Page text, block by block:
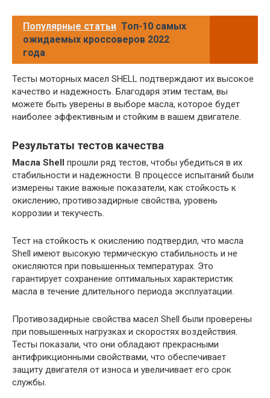
Популярные статьи Топ-10 самых
ожидаемых кроссоверов 2022
года
Тесты моторных масел SHELL подтверждают их высокое
качество и надежность. Благодаря этим тестам, вы
можете быть уверены в выборе масла, которое будет
наиболее эффективным и стойким в вашем двигателе.
Результаты тестов качества
Масла Shell прошли ряд тестов, чтобы убедиться в их
стабильности и надежности. В процессе испытаний были
измерены такие важные показатели, как стойкость к
окислению, противозадирные свойства, уровень
коррозии и текучесть.
Тест на стойкость к окислению подтвердил, что масла
Shell имеют высокую термическую стабильность и не
окисляются при повышенных температурах. Это
гарантирует сохранение оптимальных характеристик
масла в течение длительного периода эксплуатации.
Противозадирные свойства масел Shell были проверены
при повышенных нагрузках и скоростях воздействия.
Тесты показали, что они обладают прекрасными
антифрикционными свойствами, что обеспечивает
защиту двигателя от износа и увеличивает его срок
службы.